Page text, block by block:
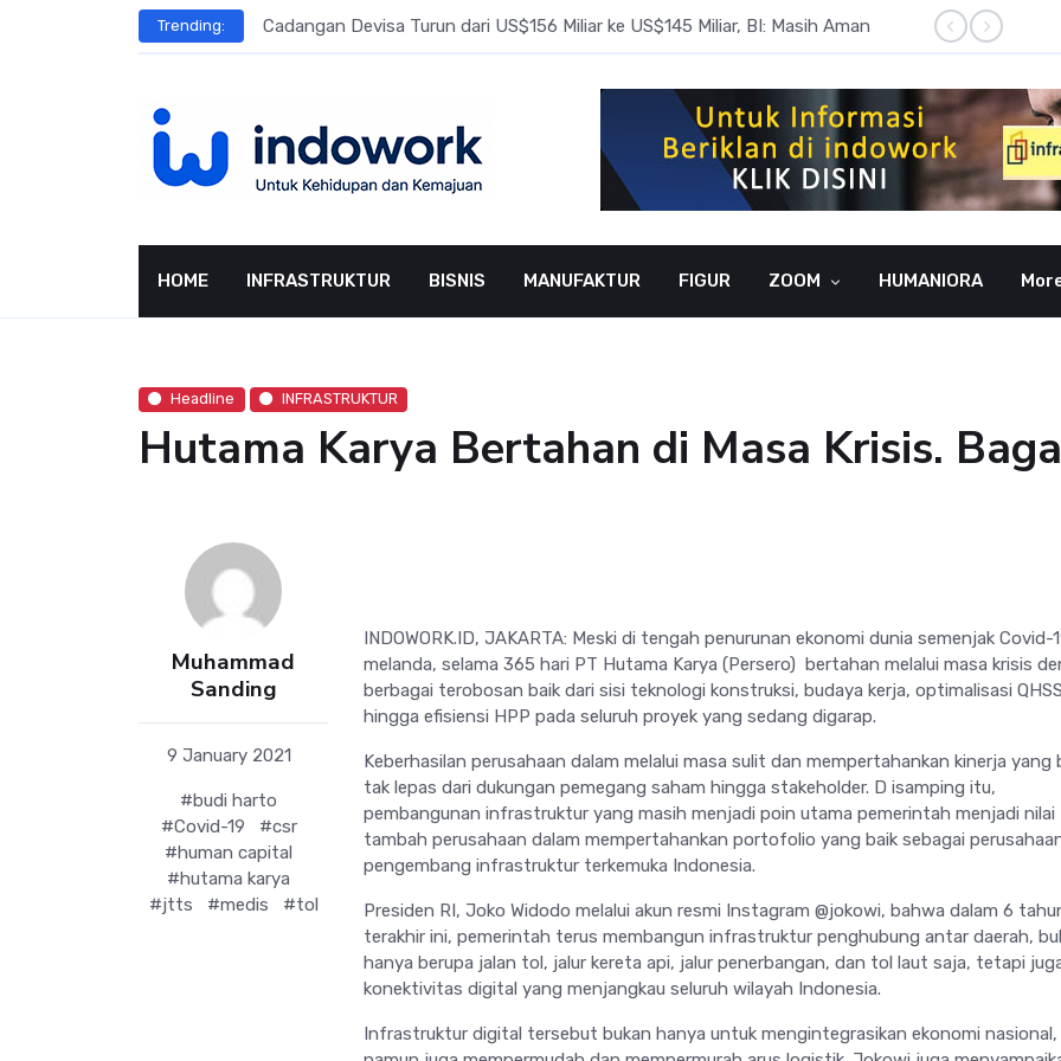
Trending: Cadangan Devisa Turun dari US$156 Miliar ke US$145 Miliar, BI: Masih Aman BI
HOME INFRASTRUKTUR BISNIS MANUFAKTUR FIGUR ZOOM HUMANIORA
Headline INFRASTRUKTUR
Hutama Karya Bertahan di Masa Krisis.
Muhammad
Sanding
9 January 2021
#budi harto
#Covid-19
#csr
#human capital
#hutama karya
#jtts
#medis #tol
INDOWORK.ID, JAKARTA: Meski di tengah penurunan ekonomi dunia semenjak Covid-
melanda, selama 365 hari PT Hutama Karya (Persero) bertahan melalui masa krisis
berbagai terobosan baik dari sisi teknologi konstruksi, budaya kerja, optimalisasi
hingga efisiensi HPP pada seluruh proyek yang sedang digarap.
Keberhasilan perusahaan dalam melalui masa sulit dan mempertahankan kinerja yang
tak lepas dari dukungan pemegang saham hingga stakeholder. D isamping itu,
pembangunan infrastruktur yang masih menjadi poin utama pemerintah menjadi nilai
tambah perusahaan dalam mempertahankan portofolio yang baik sebagai
pengembang infrastruktur terkemuka Indonesia.
Presiden RI, Joko Widodo melalui akun resmi Instagram @jokowi, bahwa dalam 6
terakhir ini, pemerintah terus membangun infrastruktur penghubung antar daerah,
hanya berupa jalan tol, jalur kereta api, jalur penerbangan, dan tol laut saja, tetapi
konektivitas digital yang menjangkau seluruh wilayah Indonesia.
Infrastruktur digital tersebut bukan hanya untuk mengintegrasikan ekonomi nasional,